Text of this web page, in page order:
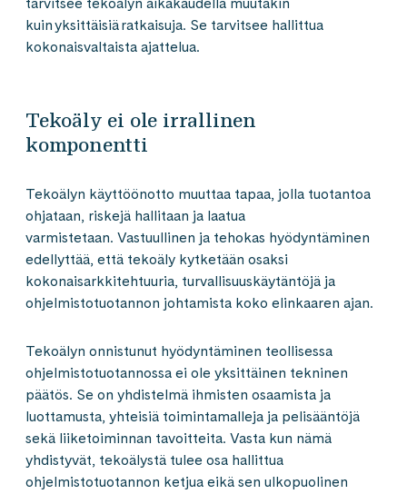
kuin yksittäisiä ratkaisuja. Se tarvitsee hallittua
kokonaisvaltaista ajattelua.
Tekoäly ei ole irrallinen
komponentti
Tekoälyn käyttöönotto muuttaa tapaa, jolla tuotantoa
ohjataan, riskejä hallitaan ja laatua
varmistetaan. Vastuullinen ja tehokas hyödyntäminen
edellyttää, että tekoäly kytketään osaksi
kokonaisarkkitehtuuria, turvallisuuskäytäntöjä ja
ohjelmistotuotannon johtamista koko elinkaaren ajan.
Tekoälyn onnistunut hyödyntäminen teollisessa
ohjelmistotuotannossa ei ole yksittäinen tekninen
päätös. Se on yhdistelmä ihmisten osaamista ja
luottamusta, yhteisiä toimintamalleja ja pelisääntöjä
sekä liiketoiminnan tavoitteita. Vasta kun nämä
yhdistyvät, tekoälystä tulee osa hallittua
ohjelmistotuotannon ketjua eikä sen ulkopuolinen